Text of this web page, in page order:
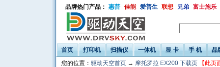
品牌热门产品： 惠普 佳能 爱普生 联想 兄弟 富士施乐
首页 打印机 扫描仪 一体机 显 卡 手 机
品
您的位置： 驱动天空首页 → 摩托罗拉 EX200 下载页 【此